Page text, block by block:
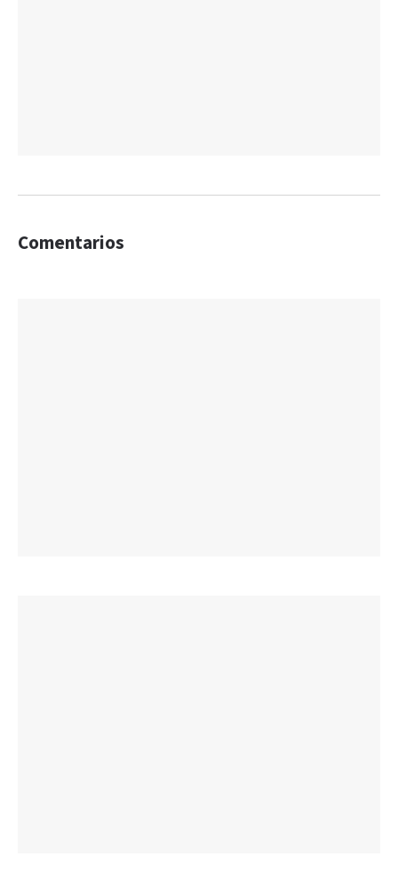
Comentarios